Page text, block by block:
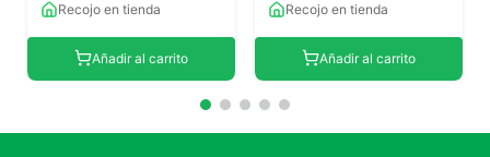
Recojo en tienda
Añadir al carrito
Recojo en tienda
Añadir al carrito